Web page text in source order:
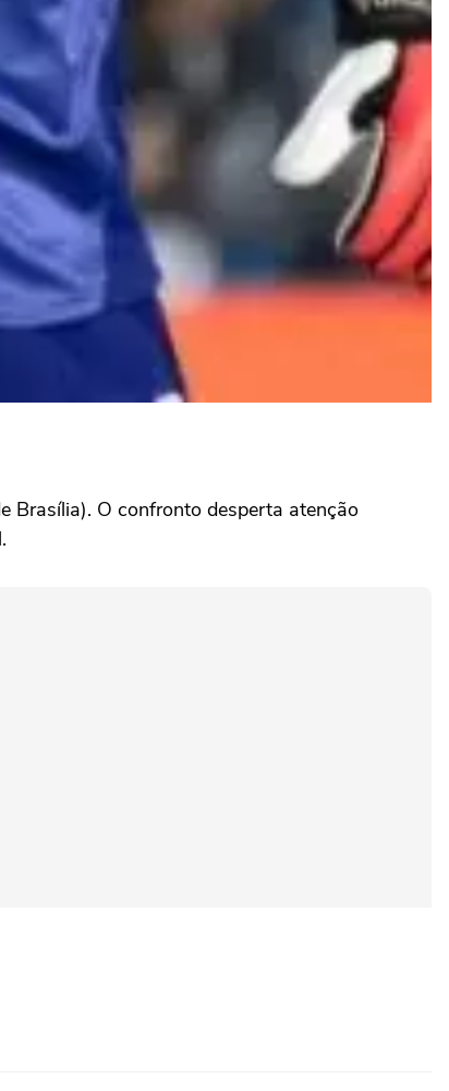
Brasília). O confronto desperta atenção